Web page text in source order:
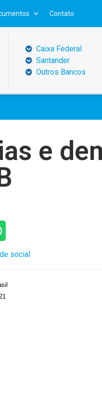
Contato
Caixa Federal
Santander
Outros Bancos
e
social